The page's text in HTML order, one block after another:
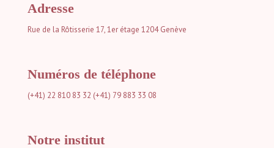
Adresse
Rue de la Rôtisserie 17, 1er étage 1204 Genève
Numéros de téléphone
(+41) 22 810 83 32 (+41) 79 883 33 08
Notre institut